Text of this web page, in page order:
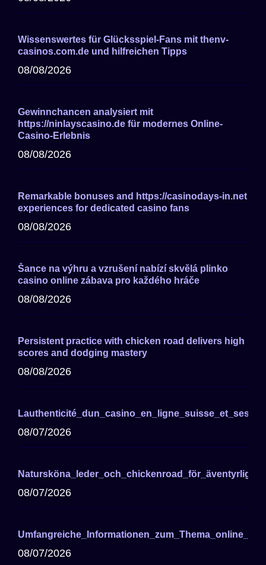
Wissenswertes für Glücksspiel-Fans mit thenv-
casinos.com.de und hilfreichen Tipps
08/08/2026
Gewinnchancen analysiert mit
https://ninlayscasino.de für modernes Online-
Casino-Erlebnis
08/08/2026
Remarkable bonuses and https://casinodays-in.net
experiences for dedicated casino fans
08/08/2026
Šance na výhru a vzrušení nabízí skvělá plinko
casino online zábava pro každého hráče
08/08/2026
Persistent practice with chicken road delivers high
scores and dodging mastery
08/08/2026
08/07/2026
08/07/2026
08/07/2026